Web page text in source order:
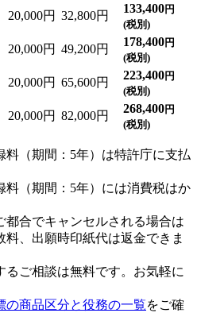
20,000円 32,800円
133,400円
(税別)
20,000円 49,200円
178,400円
(税別)
20,000円 65,600円
223,400円
(税別)
20,000円 82,000円
268,400円
(税別)
（期間：5年）は特許庁に支払
（期間：5年）には消費税はか
合でキャンセルされる場合は
、出願時印紙代は返金できま
ご相談は無料です。お気軽に
の商品区分と役務の一覧をご確